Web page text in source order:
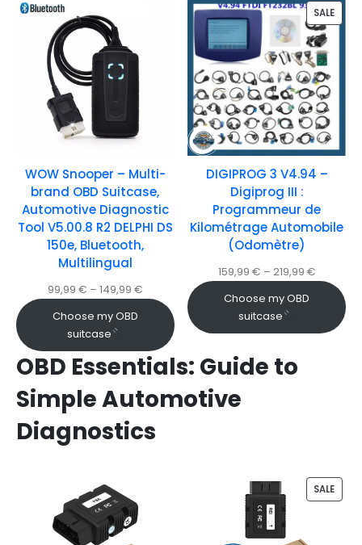
WOW Snooper – Multi-
brand OBD Suitcase,
Automotive Diagnostic
Tool V5.00.8 R2 DELPHI DS
150e, Bluetooth,
Multilingual
99,99 € – 149,99 €
Choose my OBD
suitcase
SALE
DIGIPROG 3 V4.94 –
Digiprog III :
Programmeur de
Kilométrage Automobile
(Odomètre)
159,99 € – 219,99 €
Choose my OBD
suitcase
OBD Essentials: Guide to
Simple Automotive
Diagnostics
SALE